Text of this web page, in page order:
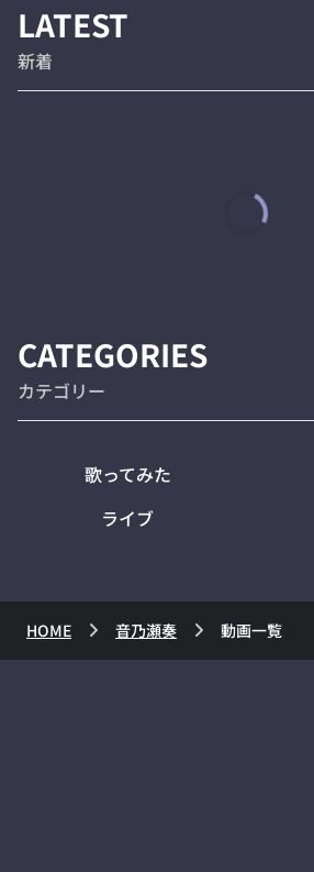
LATEST
新着
CATEGORIES
カテゴリー
歌ってみた
ライブ
HOME 音乃瀬奏 動画一覧